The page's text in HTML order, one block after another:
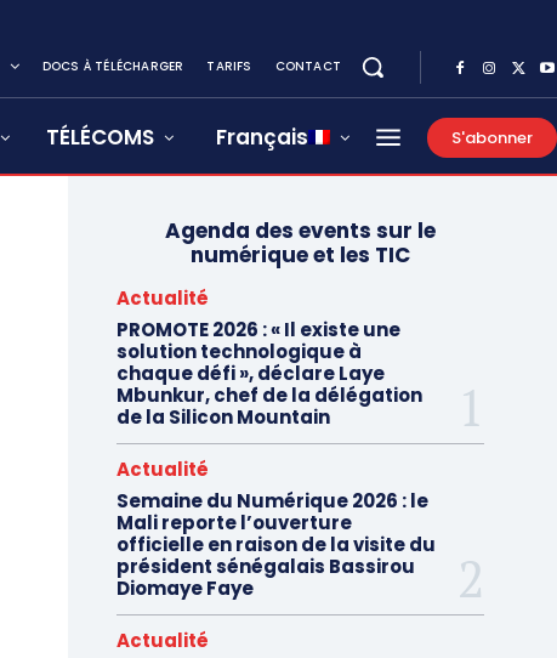
DOCS À TÉLÉCHARGER TARIFS CONTACT
TÉLÉCOMS Français S'abonner
Agenda des events sur le
numérique et les TIC
Actualité
PROMOTE 2026 : « Il existe une
solution technologique à
chaque défi », déclare Laye
Mbunkur, chef de la délégation
de la Silicon Mountain
Actualité
Semaine du Numérique 2026 : le
Mali reporte l’ouverture
officielle en raison de la visite du
président sénégalais Bassirou
Diomaye Faye
Actualité